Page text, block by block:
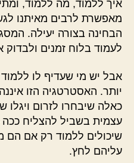
איך ללמוד, מה ללמוד,
מאפשרת לרבים מאיתנו
הבחינה בצורה יעילה.
לעמוד בלוח זמנים
אבל יש מי שעדיף לו
יותר. האסטרטגיה הזו
כאלה שיבחרו לזרום
עצמית בשביל להצליח
שיכולים ללמוד רק אם הם
עליהם לחץ.